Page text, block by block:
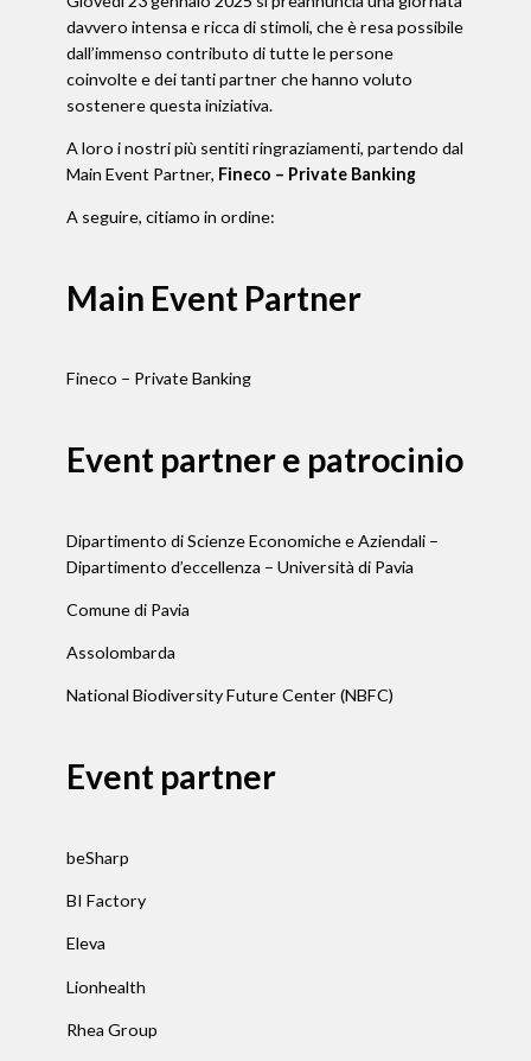
davvero intensa e ricca di stimoli, che è resa possibile
dall’immenso contributo di tutte le persone
coinvolte e dei tanti partner che hanno voluto
sostenere questa iniziativa.
A loro i nostri più sentiti ringraziamenti, partendo dal
Main Event Partner, Fineco – Private Banking
A seguire, citiamo in ordine:
Main Event Partner
Fineco – Private Banking
Event partner e patrocinio
Dipartimento di Scienze Economiche e Aziendali –
Dipartimento d’eccellenza – Università di Pavia
Comune di Pavia
Assolombarda
National Biodiversity Future Center (NBFC)
Event partner
beSharp
BI Factory
Eleva
Lionhealth
Rhea Group